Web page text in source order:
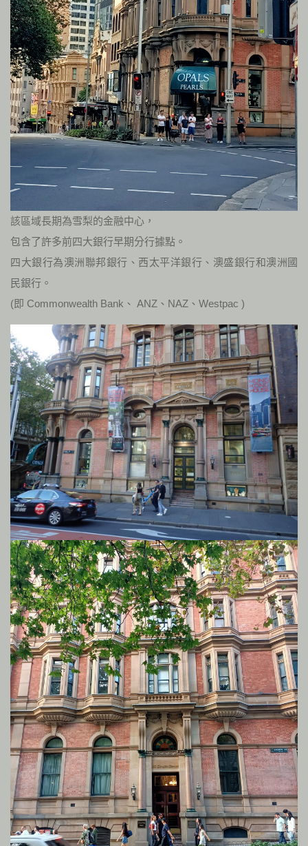
該區域長期為雪梨的金融中心，
包含了許多前四大銀行早期分行據點。
四大銀行為澳洲聯邦銀行、西太平洋銀行、澳盛銀行和澳洲國
民銀行。
(即 Commonwealth Bank、 ANZ、NAZ、Westpac )